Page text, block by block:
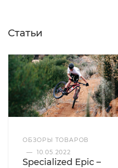
Статьи
ОБЗОРЫ ТОВАРОВ
— 10.05.2022
Specialized Epic –